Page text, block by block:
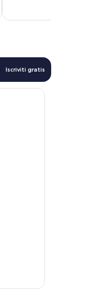
Iscriviti gratis